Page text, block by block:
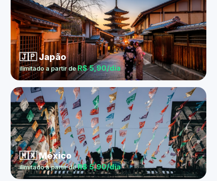
🇯🇵 Japão
ilimitado a partir deR$ 5,90/dia
🇲🇽 México
ilimitado a partir deR$ 5,90/dia